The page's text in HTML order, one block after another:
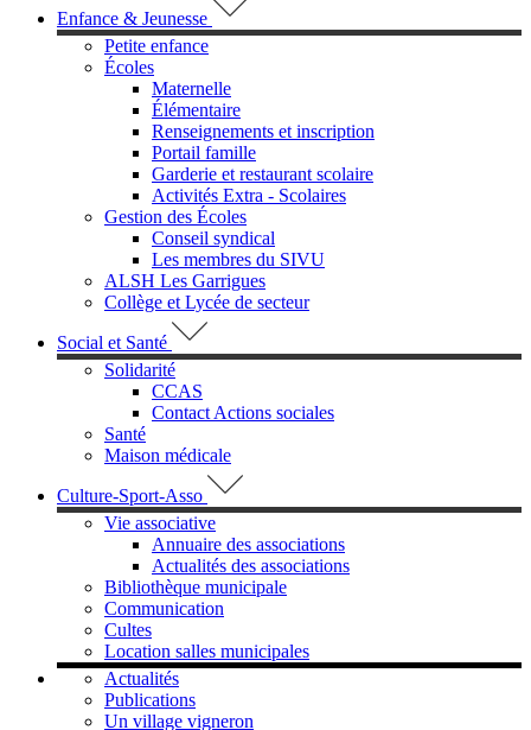
Enfance & Jeunesse
Petite enfance
Écoles
Maternelle
Élémentaire
Renseignements et inscription
Portail famille
Garderie et restaurant scolaire
Activités Extra - Scolaires
Gestion des Écoles
Conseil syndical
Les membres du SIVU
ALSH Les Garrigues
Collège et Lycée de secteur
Social et Santé
Solidarité
CCAS
Contact Actions sociales
Santé
Maison médicale
Culture-Sport-Asso
Vie associative
Annuaire des associations
Actualités des associations
Bibliothèque municipale
Communication
Cultes
Location salles municipales
Actualités
Publications
Un village vigneron